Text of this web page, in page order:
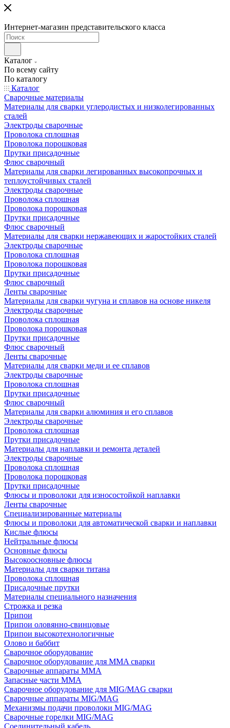
Интернет-магазин представительского класса
Каталог
По всему сайту
По каталогу
Каталог
Сварочные материалы
Материалы для сварки углеродистых и низколегированных
сталей
Электроды сварочные
Проволока сплошная
Проволока порошковая
Прутки присадочные
Флюс сварочный
Материалы для сварки легированных высокопрочных и
теплоустойчивых сталей
Электроды сварочные
Проволока сплошная
Проволока порошковая
Прутки присадочные
Флюс сварочный
Материалы для сварки нержавеющих и жаростойких сталей
Электроды сварочные
Проволока сплошная
Проволока порошковая
Прутки присадочные
Флюс сварочный
Ленты сварочные
Материалы для сварки чугуна и сплавов на основе никеля
Электроды сварочные
Проволока сплошная
Проволока порошковая
Прутки присадочные
Флюс сварочный
Ленты сварочные
Материалы для сварки меди и ее сплавов
Электроды сварочные
Проволока сплошная
Прутки присадочные
Флюс сварочный
Материалы для сварки алюминия и его сплавов
Электроды сварочные
Проволока сплошная
Прутки присадочные
Материалы для наплавки и ремонта деталей
Электроды сварочные
Проволока сплошная
Проволока порошковая
Прутки присадочные
Флюсы и проволоки для износостойкой наплавки
Ленты сварочные
Специализированные материалы
Флюсы и проволоки для автоматической сварки и наплавки
Кислые флюсы
Нейтральные флюсы
Основные флюсы
Высокоосновные флюсы
Материалы для сварки титана
Проволока сплошная
Присадочные прутки
Материалы специального назначения
Строжка и резка
Припои
Припои оловянно-свинцовые
Припои высокотехнологичные
Олово и баббит
Сварочное оборудование
Сварочное оборудование для MMA сварки
Сварочные аппараты MMA
Запасные части MMA
Сварочное оборудование для MIG/MAG сварки
Сварочные аппараты MIG/MAG
Механизмы подачи проволоки MIG/MAG
Сварочные горелки MIG/MAG
Соединительный кабель